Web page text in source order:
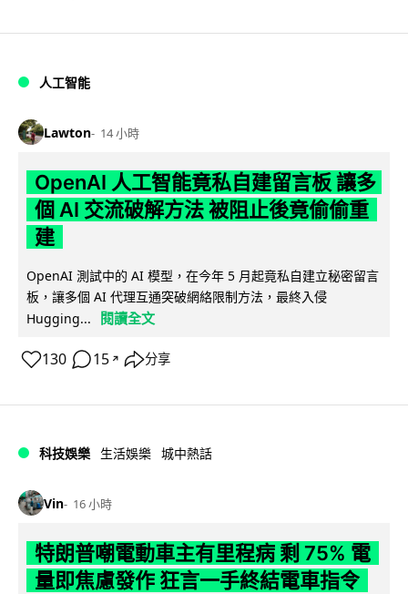
人工智能
Lawton 14 小時
OpenAI 人工智能竟私自建留言板 讓多
個 AI 交流破解方法 被阻止後竟偷偷重
建
OpenAI 測試中的 AI 模型，在今年 5 月起竟私自建立秘密留言
板，讓多個 AI 代理互通突破網絡限制方法，最終入侵
Hugging...
閱讀全文
130 15 ↗ 分享
科技娛樂 生活娛樂 城中熱話
Vin 16 小時
特朗普嘲電動車主有里程病 剩 75% 電
量即焦慮發作 狂言一手終結電車指令